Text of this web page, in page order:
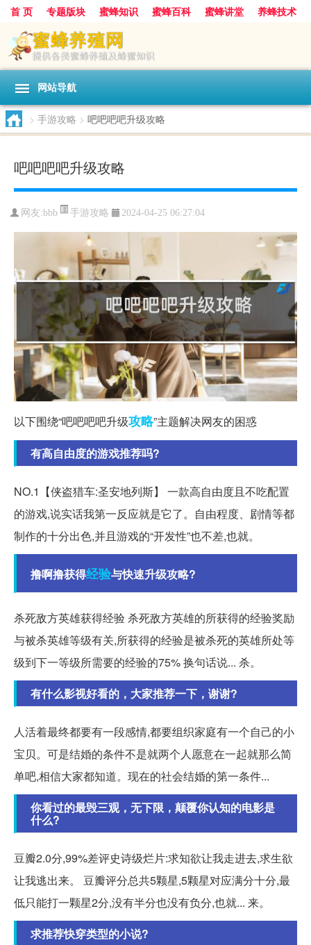
首 页 专题版块 蜜蜂知识 蜜蜂百科 蜜蜂讲堂
养蜂技术
中华蜜蜂
蜂蜜 胡蜂
网站导航
> 手游攻略 > 吧吧吧吧升级攻略
吧吧吧吧升级攻略
网友:bbb 手游攻略 2024-04-25 06:27:04
以下围绕“吧吧吧吧升级攻略”主题解决网友的困惑
有高自由度的游戏推荐吗?
NO.1【侠盗猎车:圣安地列斯】 一款高自由度且不吃配置
的游戏,说实话我第一反应就是它了。自由程度、剧情等都
制作的十分出色,并且游戏的“开发性”也不差,也就。
撸啊撸获得经验与快速升级攻略?
杀死敌方英雄获得经验 杀死敌方英雄的所获得的经验奖励
与被杀英雄等级有关,所获得的经验是被杀死的英雄所处等
级到下一等级所需要的经验的75% 换句话说... 杀。
有什么影视好看的，大家推荐一下，谢谢?
人活着最终都要有一段感情,都要组织家庭有一个自己的小
宝贝。可是结婚的条件不是就两个人愿意在一起就那么简
单吧,相信大家都知道。现在的社会结婚的第一条件...
你看过的最毁三观，无下限，颠覆你认知的电影是
什么?
豆瓣2.0分,99%差评史诗级烂片:求知欲让我走进去,求生欲
让我逃出来。 豆瓣评分总共5颗星,5颗星对应满分十分,最
低只能打一颗星2分,没有半分也没有负分,也就... 来。
求推荐快穿类型的小说?